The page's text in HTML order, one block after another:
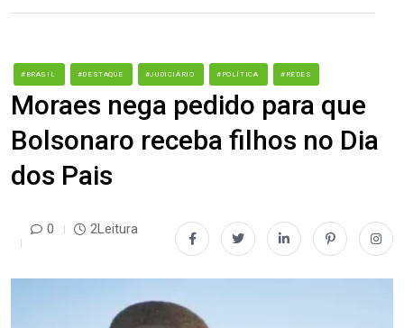
#BRASIL #DESTAQUE #JUDICIÁRIO #POLÍTICA #REDES
Moraes nega pedido para que
Bolsonaro receba filhos no Dia
dos Pais
0 2Leitura